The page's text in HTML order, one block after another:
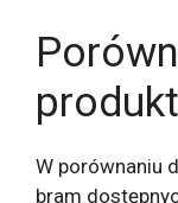
W porównaniu
bram